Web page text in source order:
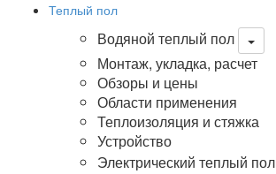
Теплый пол
Водяной теплый пол
Монтаж, укладка, расчет
Обзоры и цены
Области применения
Теплоизоляция и стяжка
Устройство
Электрический теплый пол